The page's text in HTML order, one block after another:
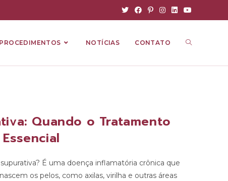
PROCEDIMENTOS NOTÍCIAS CONTATO
Quando o Tratamento
É uma doença inflamatória crônica que
os pelos, como axilas, virilha e outras áreas